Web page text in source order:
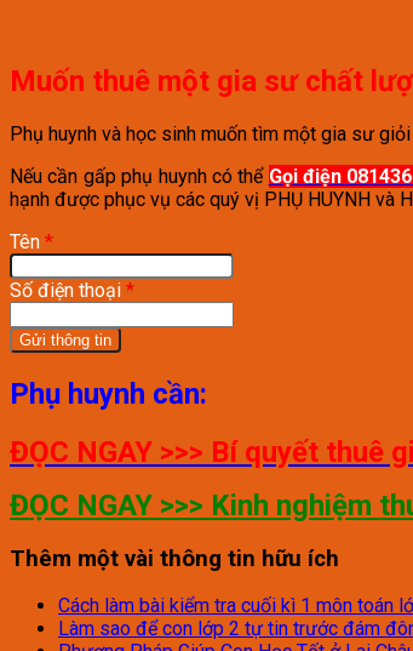
Muốn thuê một gia sư chất
Phụ huynh và học sinh muốn tìm một gia sư
Nếu cần gấp phụ huynh có thể Gọi điện
hạnh được phục vụ các quý vị PHỤ HUYNH và
Tên *
Số điện thoại *
Phụ huynh cần:
ĐỌC NGAY >>> Bí quyết thuê
ĐỌC NGAY >>> Kinh nghiệm
Thêm một vài thông tin hữu ích
Cách làm bài kiểm tra cuối kì 1 môn toán
Làm sao để con lớp 2 tự tin trước đám